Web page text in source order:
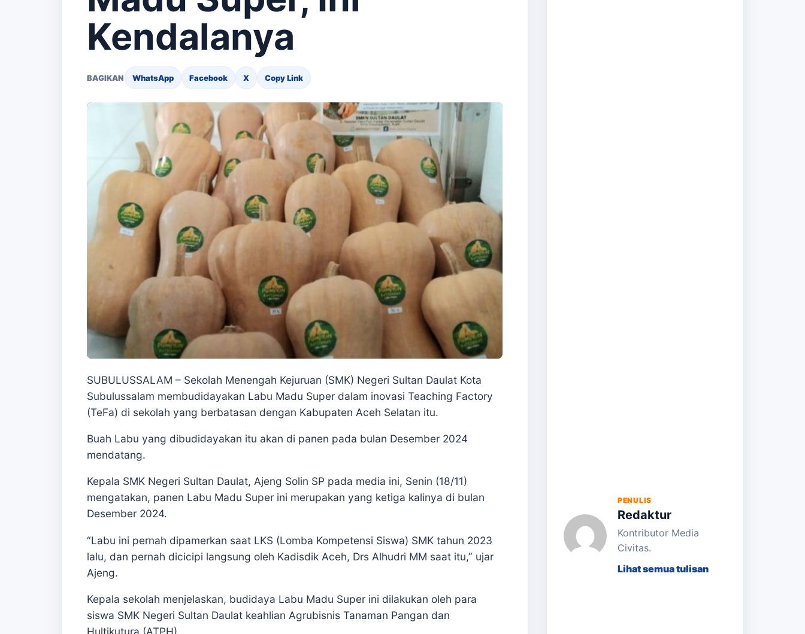
Kendalanya
BAGIKAN WhatsApp Facebook X Copy Link
SUBULUSSALAM – Sekolah Menengah Kejuruan (SMK) Negeri Sultan Daulat Kota
Subulussalam membudidayakan Labu Madu Super dalam inovasi Teaching Factory
(TeFa) di sekolah yang berbatasan dengan Kabupaten Aceh Selatan itu.
Buah Labu yang dibudidayakan itu akan di panen pada bulan Desember 2024
mendatang.
Kepala SMK Negeri Sultan Daulat, Ajeng Solin SP pada media ini, Senin (18/11)
mengatakan, panen Labu Madu Super ini merupakan yang ketiga kalinya di bulan
Desember 2024.
“Labu ini pernah dipamerkan saat LKS (Lomba Kompetensi Siswa) SMK tahun 2023
lalu, dan pernah dicicipi langsung oleh Kadisdik Aceh, Drs Alhudri MM saat itu,” ujar
Ajeng.
Kepala sekolah menjelaskan, budidaya Labu Madu Super ini dilakukan oleh para
siswa SMK Negeri Sultan Daulat keahlian Agrubisnis Tanaman Pangan dan
Hultikutura (ATPH).
PENULIS
Redaktur
Kontributor Media
Civitas.
Lihat semua tulisan